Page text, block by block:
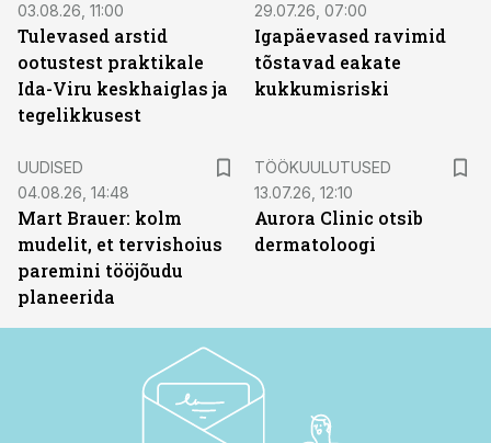
03.08.26, 11:00
Tulevased arstid
ootustest praktikale
Ida-Viru keskhaiglas ja
tegelikkusest
29.07.26, 07:00
Igapäevased ravimid
tõstavad eakate
kukkumisriski
UUDISED
04.08.26, 14:48
Mart Brauer: kolm
mudelit, et tervishoius
paremini tööjõudu
planeerida
TÖÖKUULUTUSED
13.07.26, 12:10
Aurora Clinic otsib
dermatoloogi